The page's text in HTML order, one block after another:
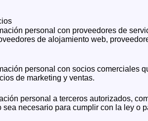
personal con proveedores de
de alojamiento web,
personal con socios comerciales
de marketing y ventas.
personal a terceros autorizados,
necesario para cumplir con la ley o